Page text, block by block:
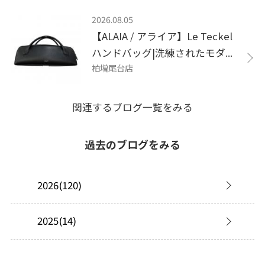
2026.08.05
【ALAIA / アライア】Le Teckel
ハンドバッグ|洗練されたモダ...
柏増尾台店
関連するブログ一覧をみる
過去のブログをみる
2026(120)
2025(14)